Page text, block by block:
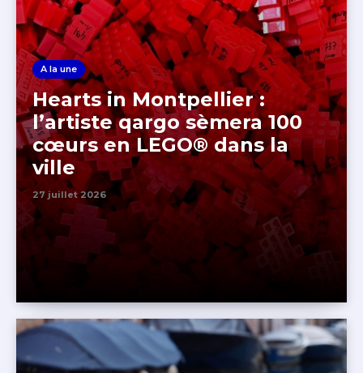
A la une
Hearts in Montpellier :
l’artiste qargo sèmera 100
cœurs en LEGO® dans la
ville
27 juillet 2026